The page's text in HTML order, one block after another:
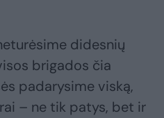
didesnių
brigados čia
padarysime viską,
– ne tik patys, bet ir